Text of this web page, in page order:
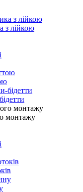
з лійкою
монтажу